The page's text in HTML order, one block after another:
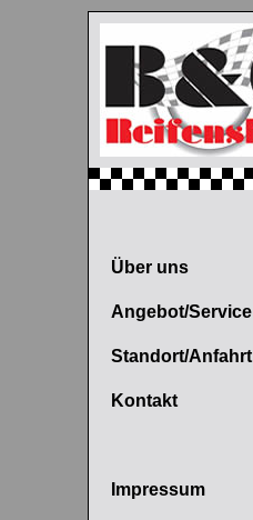
Über uns
Angebot/Service
Standort/Anfahrt
Kontakt
Impressum